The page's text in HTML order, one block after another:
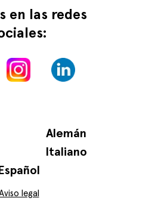
en las redes
Alemán
Español
Italiano
legal